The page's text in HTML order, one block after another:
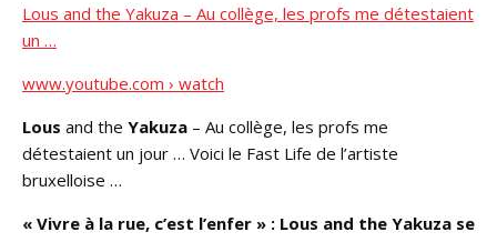
Lous and the Yakuza – Au collège, les profs me détestaient
un …
www.youtube.com › watch
Lous and the Yakuza – Au collège, les profs me
détestaient un jour … Voici le Fast Life de l’artiste
bruxelloise …
« Vivre à la rue, c’est l’enfer » : Lous and the Yakuza se